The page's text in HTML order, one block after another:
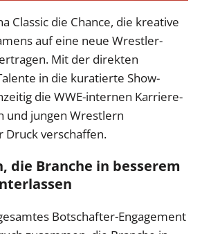
Classic die Chance, die kreative
auf eine neue Wrestler-
Mit der direkten
in die kuratierte Show-
die WWE-internen Karriere-
und jungen Wrestlern
verschaffen.
die Branche in besserem
Botschafter-Engagement